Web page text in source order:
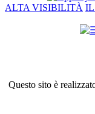
ALTA VISIBILITÀ IL
Questo sito è